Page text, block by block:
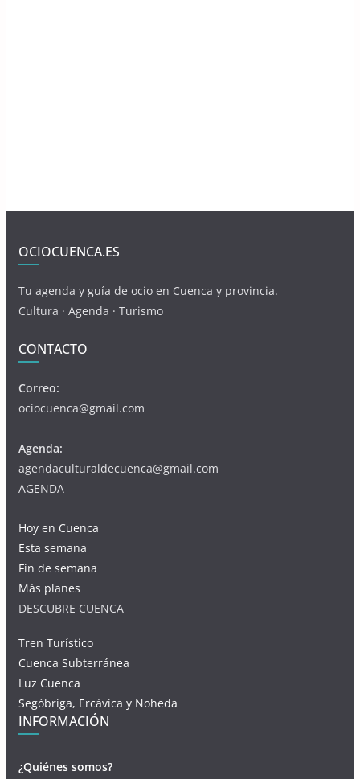
OCIOCUENCA.ES
Tu agenda y guía de ocio en Cuenca y provincia.
Cultura · Agenda · Turismo
CONTACTO
Correo:
ociocuenca@gmail.com
Agenda:
agendaculturaldecuenca@gmail.com
AGENDA
Hoy en Cuenca
Esta semana
Fin de semana
Más planes
DESCUBRE CUENCA
Tren Turístico
Cuenca Subterránea
Luz Cuenca
Segóbriga, Ercávica y Noheda
INFORMACIÓN
¿Quiénes somos?